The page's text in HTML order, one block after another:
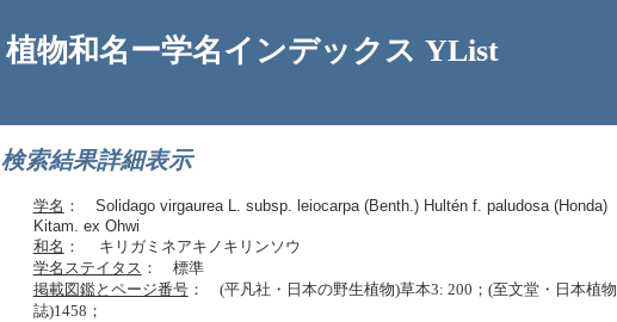
植物和名ー学名インデックス YList
検索結果詳細表示
学名 ： Solidago virgaurea L. subsp. leiocarpa (Benth.) Hultén f. paludosa (Honda)
Kitam. ex Ohwi
和名 ： キリガミネアキノキリンソウ
学名ステイタス ： 標準
掲載図鑑とページ番号： (平凡社・日本の野生植物)草本3: 200；(至文堂・日本植物
誌)1458；